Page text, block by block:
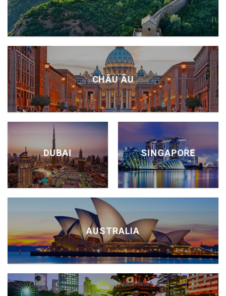
CHÂU ÂU
DUBAI
AUSTRALIA
SINGAPORE